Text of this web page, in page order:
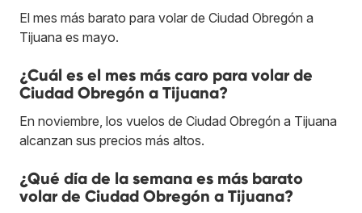
El mes más barato para volar de Ciudad Obregón a
Tijuana es mayo.
¿Cuál es el mes más caro para volar de
Ciudad Obregón a Tijuana?
En noviembre, los vuelos de Ciudad Obregón a Tijuana
alcanzan sus precios más altos.
¿Qué día de la semana es más barato
volar de Ciudad Obregón a Tijuana?